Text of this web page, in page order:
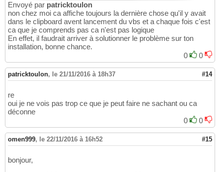
Envoyé par patricktoulon
non chez moi ca affiche toujours la dernière chose qu'il y avait
dans le clipboard avent lancement du vbs et a chaque fois c'est
ca que je comprends pas ca n'est pas logique
En effet, il faudrait arriver à solutionner le problème sur ton
installation, bonne chance.
0
0
patricktoulon, le 21/11/2016 à 18h37 #14
re
oui je ne vois pas trop ce que je peut faire ne sachant ou ca
déconne
0
0
omen999, le 22/11/2016 à 16h52 #15
bonjour,